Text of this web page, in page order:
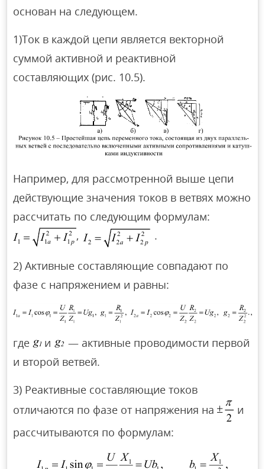
основан на следующем.
1)Ток в каждой цепи является векторной
суммой активной и реактивной
составляющих (рис. 10.5).
Например, для рассмотренной выше цепи
действующие значения токов в ветвях можно
рассчитать по следующим формулам:
,
.
2) Активные составляющие совпадают по
фазе с напряжением и равны:
где и
— активные проводимости первой
и второй ветвей.
3) Реактивные составляющие токов
отличаются по фазе от напряжения на
и
рассчитываются по формулам: